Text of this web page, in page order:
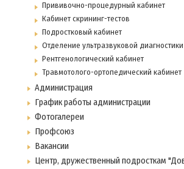
Прививочно-процедурный кабинет
Кабинет скрининг-тестов
Подростковый кабинет
Отделение ультразвуковой диагностики
Рентгенологический кабинет
Травмотолого-ортопедический кабинет
Администрация
График работы администрации
Фотогалереи
Профсоюз
Вакансии
Центр, дружественный подросткам